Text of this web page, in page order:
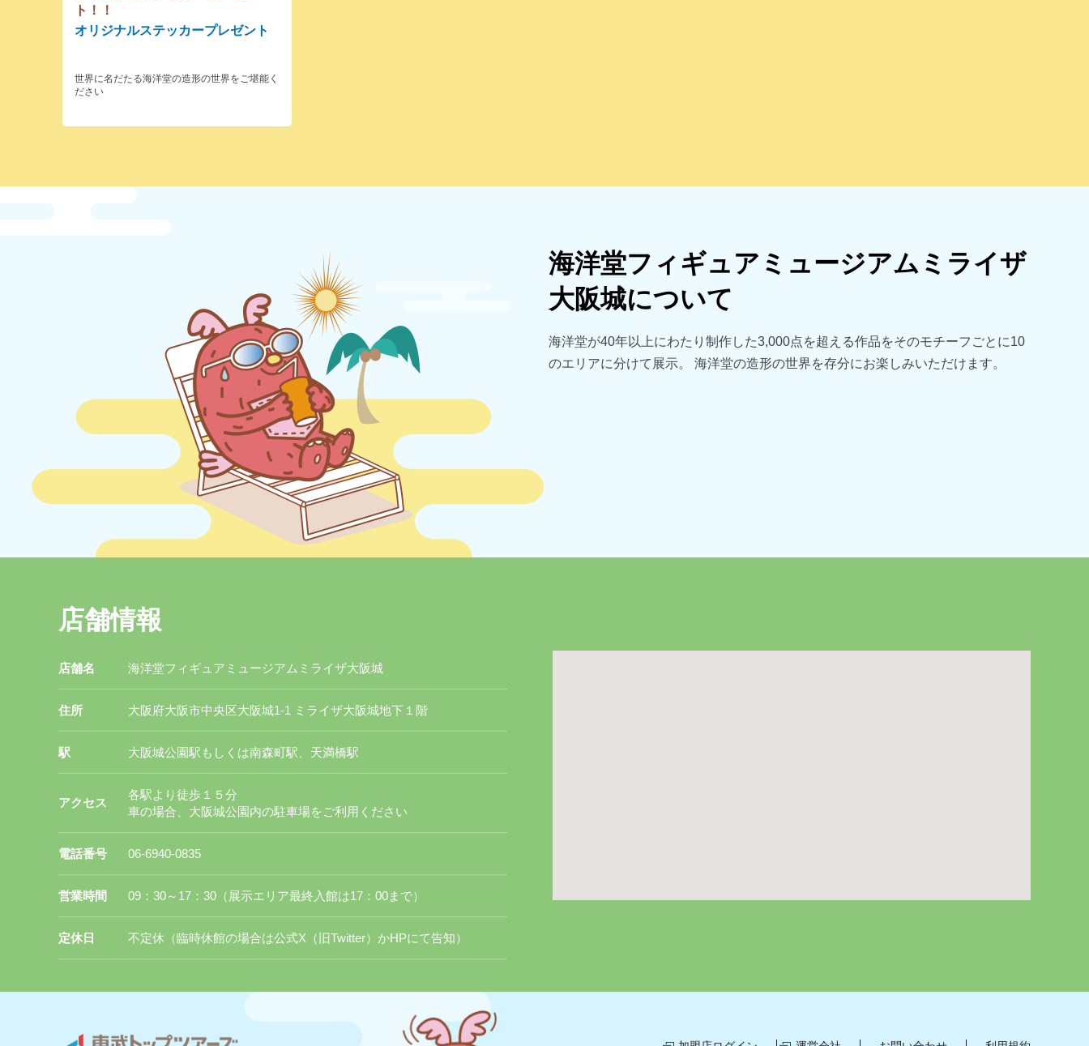
ト！！
オリジナルステッカープレゼント
世界に名だたる海洋堂の造形の世界をご堪能く
ださい
海洋堂フィギュアミュージアムミライザ
大阪城について
海洋堂が40年以上にわたり制作した3,000点を超える作品をそのモチーフごとに10
のエリアに分けて展示。 海洋堂の造形の世界を存分にお楽しみいただけます。
店舗情報
店舗名 海洋堂フィギュアミュージアムミライザ大阪城
住所 大阪府大阪市中央区大阪城1-1 ミライザ大阪城地下１階
駅 大阪城公園駅もしくは南森町駅、天満橋駅
アクセス
各駅より徒歩１５分
車の場合、大阪城公園内の駐車場をご利用ください
電話番号 06-6940-0835
営業時間 09：30～17：30（展示エリア最終入館は17：00まで）
定休日 不定休（臨時休館の場合は公式X（旧Twitter）かHPにて告知）